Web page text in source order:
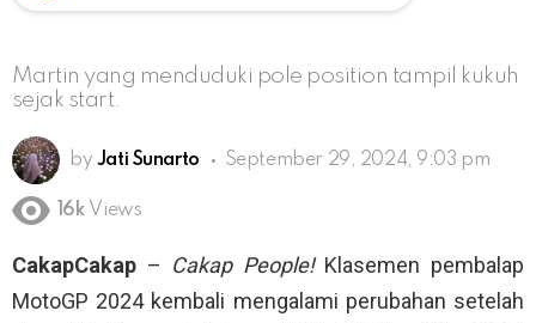
Martin yang menduduki pole position tampil kukuh
sejak start.
by Jati Sunarto September 29, 2024, 9:03 pm
16k Views
CakapCakap – Cakap People!Klasemen pembalap
MotoGP 2024 kembali mengalami perubahan setelah